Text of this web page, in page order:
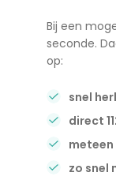
Bij een
seconde.
op:
snel
direct
zo snel